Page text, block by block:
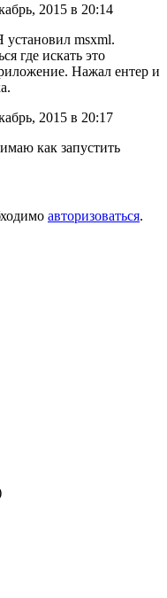
2015 в 20:14
установил msxml.
где искать это
Нажал ентер и
2015 в 20:17
как запустить
авторизоваться.